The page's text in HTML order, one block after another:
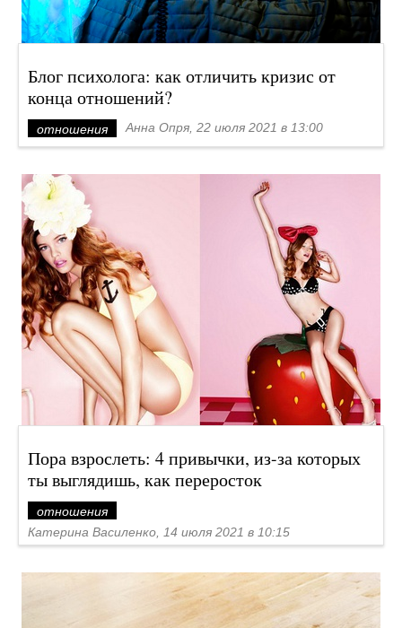
Блог психолога: как отличить кризис от
конца отношений?
отношения Анна Опря, 22 июля 2021 в 13:00
Пора взрослеть: 4 привычки, из-за которых
ты выглядишь, как переросток
отношения
Катерина Василенко, 14 июля 2021 в 10:15